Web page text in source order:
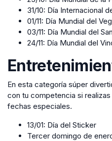
31/10: Día Internacional
01/11: Día Mundial del
03/11: Día Mundial del
24/11: Día Mundial del
En esta categoría súper
con tu competencia si
fechas especiales.
13/01: Día del Sticker
Tercer domingo de